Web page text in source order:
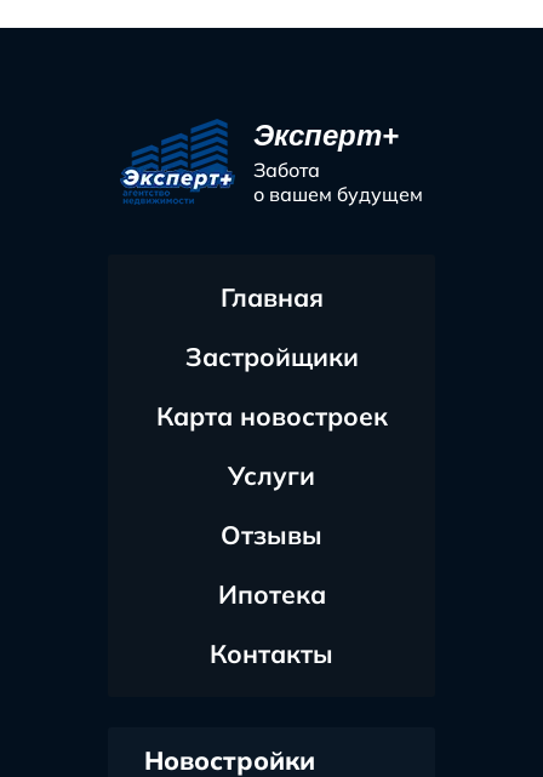
Эксперт+
Забота
о вашем будущем
Главная
Застройщики
Карта новостроек
Услуги
Отзывы
Ипотека
Контакты
Новостройки